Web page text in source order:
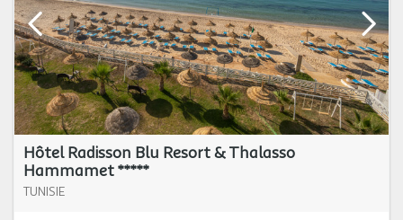
Hôtel Radisson Blu Resort & Thalasso
Hammamet *****
TUNISIE